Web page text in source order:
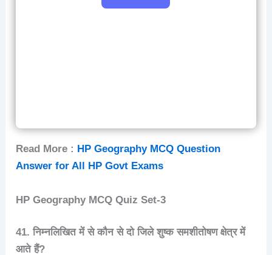
Read More : HP Geography MCQ Question
Answer for All HP Govt Exams
HP Geography MCQ Quiz Set-3
41. निम्नलिखित में से कौन से दो जिले शुष्क समशीतोषण क्षेत्र में
आते हैं?